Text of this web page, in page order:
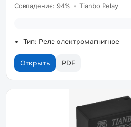
Совпадение: 94% • Tianbo Relay
Тип: Реле электромагнитное
Открыть PDF